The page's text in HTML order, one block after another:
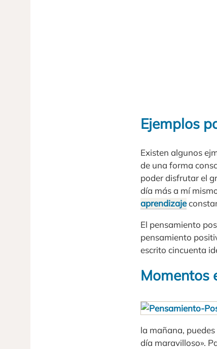
Ejemplos
Existen algunos
de una forma
poder disfrutar el
día más a mí
aprendizaje
El pensamiento
pensamiento
escrito cincuenta
Momentos
la mañana,
día maravilloso».